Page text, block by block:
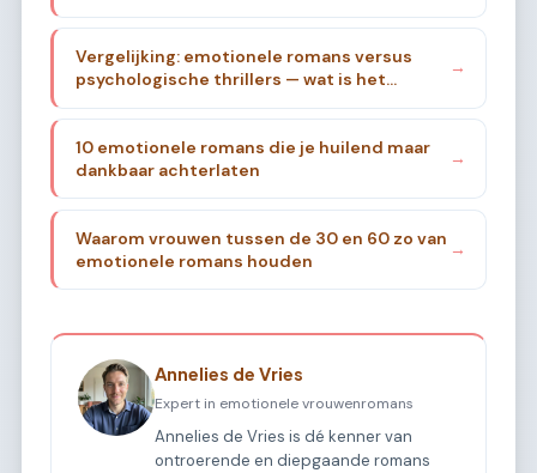
Vergelijking: emotionele romans versus
psychologische thrillers — wat is het
→
10 emotionele romans die je huilend maar
dankbaar achterlaten
→
Waarom vrouwen tussen de 30 en 60 zo van
emotionele romans houden
→
Annelies de Vries
Expert in emotionele vrouwenromans
Annelies de Vries is dé kenner van
ontroerende en diepgaande romans